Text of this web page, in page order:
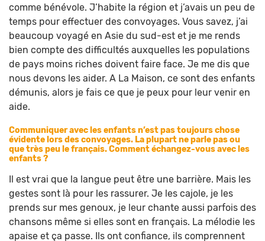
comme bénévole. J’habite la région et j’avais un peu de
temps pour effectuer des convoyages. Vous savez, j’ai
beaucoup voyagé en Asie du sud-est et je me rends
bien compte des difficultés auxquelles les populations
de pays moins riches doivent faire face. Je me dis que
nous devons les aider. A La Maison, ce sont des enfants
démunis, alors je fais ce que je peux pour leur venir en
aide.
Communiquer avec les enfants n’est pas toujours chose
évidente lors des convoyages. La plupart ne parle pas ou
que très peu le français. Comment échangez-vous avec les
enfants ?
Il est vrai que la langue peut être une barrière. Mais les
gestes sont là pour les rassurer. Je les cajole, je les
prends sur mes genoux, je leur chante aussi parfois des
chansons même si elles sont en français. La mélodie les
apaise et ça passe. Ils ont confiance, ils comprennent